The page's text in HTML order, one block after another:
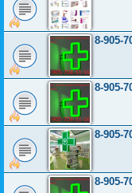
8-905-
8-905-
8-905-
8-905-